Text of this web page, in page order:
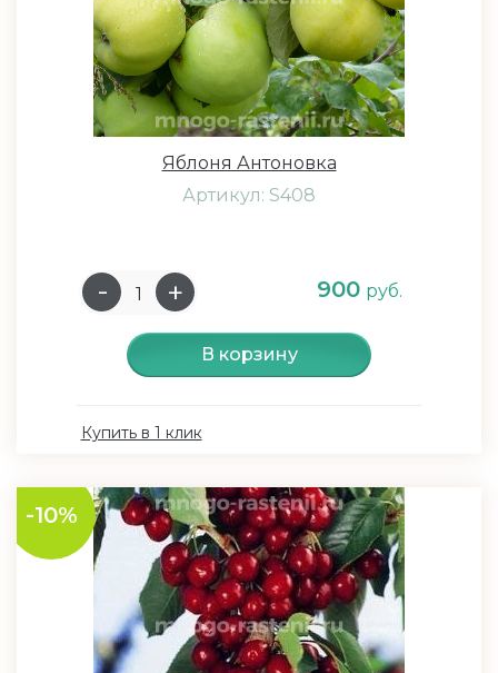
Яблоня Антоновка
Артикул: S408
900 руб.
В корзину
Купить в 1 клик
-10%